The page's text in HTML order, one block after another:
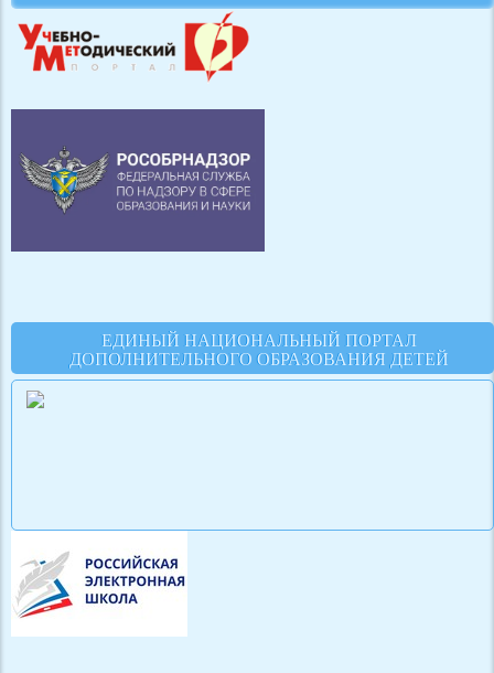
ЕДИНЫЙ НАЦИОНАЛЬНЫЙ ПОРТАЛ
ДОПОЛНИТЕЛЬНОГО ОБРАЗОВАНИЯ ДЕТЕЙ